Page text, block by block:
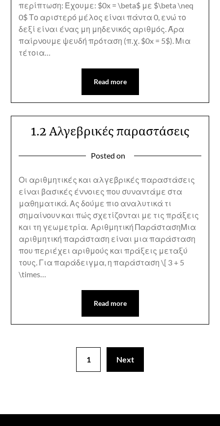
περίπτωση: Έχουμε: $0x = \beta$ με $\beta \neq
0$ Το αριστερό μέλος είναι πάντα 0, ενώ το
δεξί είναι ένας μη μηδενικός αριθμός. Άρα
παίρνουμε ψευδή πρόταση (π.χ. $0x = 5$). Μια
τέτοια…
Read more
1.2 Αλγεβρικές παραστάσεις
Posted on
Οι αριθμητικές και αλγεβρικές παραστάσεις
είναι βασικές έννοιες που συναντάμε στα
μαθηματικά. Ας δούμε πιο αναλυτικά τι
σημαίνουν και πώς σχετίζονται με τις πράξεις
και τη γεωμετρία. Αριθμητική ΠαράστασηΜια
αριθμητική παράσταση είναι μια παράσταση
που περιέχει αριθμούς και πράξεις μεταξύ
τους. Για παράδειγμα, η παράσταση \[ 3 + 5
\times…
Read more
1 Next